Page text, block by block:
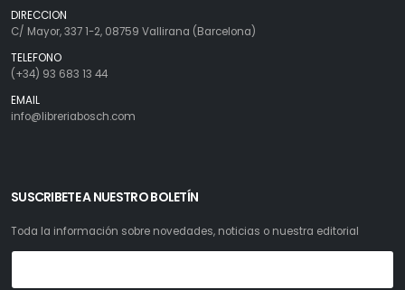
DIRECCION
C/ Mayor, 337 1-2, 08759 Vallirana (Barcelona)
TELEFONO
(+34) 93 683 13 44
EMAIL
info@libreriabosch.com
SUSCRIBETE A NUESTRO BOLETÍN
Toda la información sobre novedades, noticias o nuestra editorial